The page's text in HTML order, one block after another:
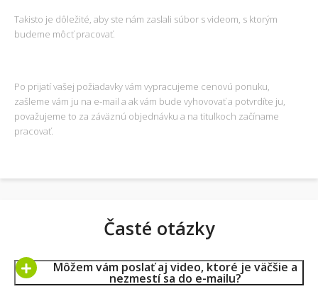
Takisto je dôležité, aby ste nám zaslali súbor s videom, s ktorým
budeme môcť pracovať.
Po prijatí vašej požiadavky vám vypracujeme cenovú ponuku,
zašleme vám ju na e-mail a ak vám bude vyhovovať a potvrdíte ju,
považujeme to za záväznú objednávku a na titulkoch začíname
pracovať.
Časté otázky
Môžem vám poslať aj video, ktoré je väčšie a
nezmestí sa do e-mailu?